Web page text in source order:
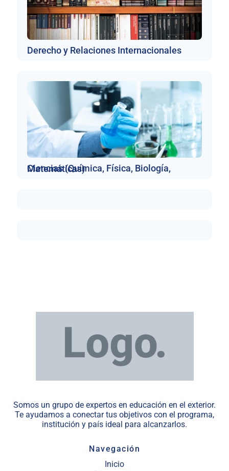
Derecho y Relaciones Internacionales
Ciencias (Química, Física, Biología, Matemáticas)
Somos un grupo de expertos en educación en el exterior.
Te ayudamos a conectar tus objetivos con el programa,
institución y país ideal para alcanzarlos.
Navegación
Inicio